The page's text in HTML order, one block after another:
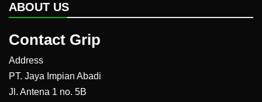
ABOUT US
Contact Grip
Address
PT. Jaya Impian Abadi
Jl. Antena 1 no. 5B